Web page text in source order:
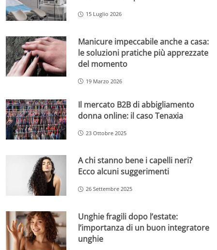
15 Luglio 2026
Manicure impeccabile anche a casa:
le soluzioni pratiche più apprezzate
del momento
19 Marzo 2026
Il mercato B2B di abbigliamento
donna online: il caso Tenaxia
23 Ottobre 2025
A chi stanno bene i capelli neri?
Ecco alcuni suggerimenti
26 Settembre 2025
Unghie fragili dopo l’estate:
l’importanza di un buon integratore
unghie